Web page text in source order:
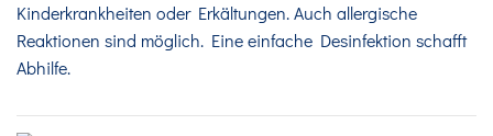
Kinderkrankheiten oder Erkältungen. Auch allergische
Reaktionen sind möglich. Eine einfache Desinfektion schafft
Abhilfe.